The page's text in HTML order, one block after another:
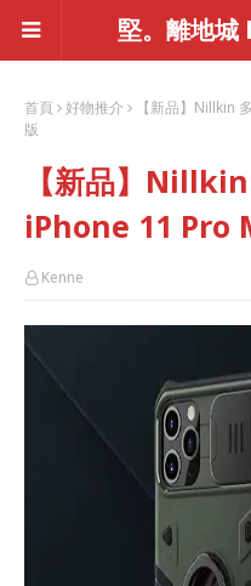
堅。離地
首頁 好物推介
【新品】Nillkin
版
【新品】
iPhone 11 Pro
Kenne